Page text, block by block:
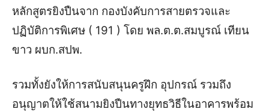
หลักสูตรยิงปืนจาก กองบังคับการสายตรวจและ
ปฏิบัติการพิเศษ ( 191 ) โดย พล.ต.ต.สมบูรณ์ เทียน
ขาว ผบก.สปพ.
รวมทั้งยังให้การสนับสนุนครูฝึก อุปกรณ์ รวมถึง
อนุญาตให้ใช้สนามยิงปืนทางยุทธวิธีในอาคารพร้อม